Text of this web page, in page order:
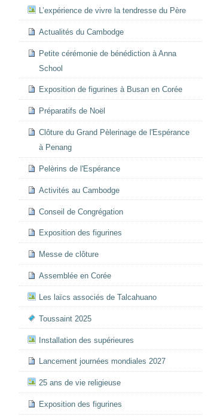
L’expérience de vivre la tendresse du Père
Actualités du Cambodge
Petite cérémonie de bénédiction à Anna
School
Exposition de figurines à Busan en Corée
Préparatifs de Noël
Clôture du Grand Pèlerinage de l'Espérance
à Penang
Pelèrins de l'Espérance
Activités au Cambodge
Conseil de Congrégation
Exposition des figurines
Messe de clôture
Assemblée en Corée
Les laïcs associés de Talcahuano
Toussaint 2025
Installation des supérieures
Lancement journées mondiales 2027
25 ans de vie religieuse
Exposition des figurines